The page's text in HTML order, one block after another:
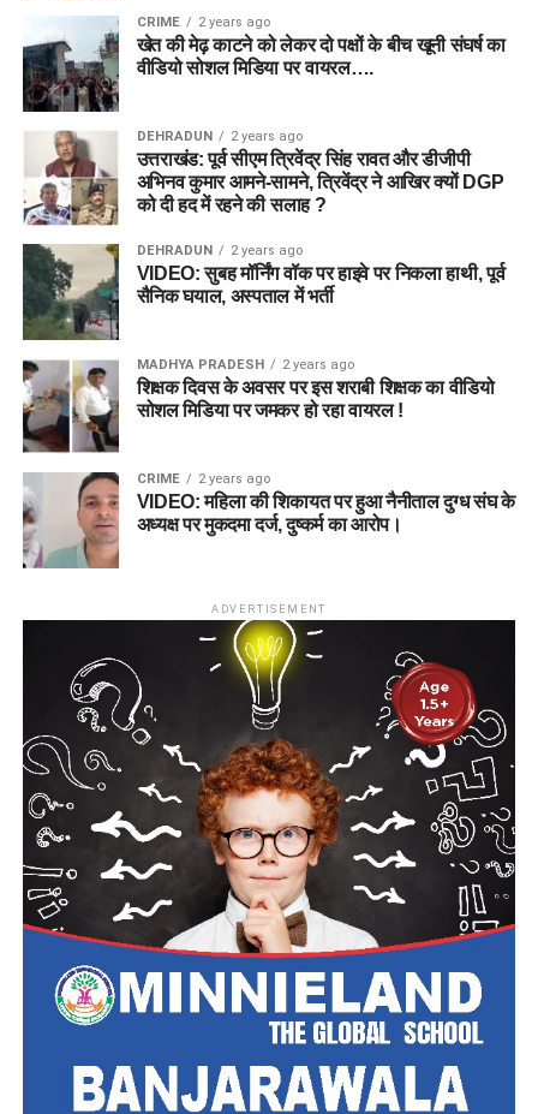
CRIME 2 years ago
खेत की मेढ़ काटने को लेकर दो पक्षों के बीच खूनी संघर्ष का
वीडियो सोशल मिडिया पर वायरल….
DEHRADUN 2 years ago
उत्तराखंड: पूर्व सीएम त्रिवेंद्र सिंह रावत और डीजीपी
अभिनव कुमार आमने-सामने, त्रिवेंद्र ने आखिर क्यों DGP
को दी हद में रहने की सलाह ?
DEHRADUN 2 years ago
VIDEO: सुबह मॉर्निंग वॉक पर हाइवे पर निकला हाथी, पूर्व
सैनिक घयाल, अस्पताल में भर्ती
MADHYA PRADESH 2 years ago
शिक्षक दिवस के अवसर पर इस शराबी शिक्षक का वीडियो
सोशल मिडिया पर जमकर हो रहा वायरल !
CRIME 2 years ago
VIDEO: महिला की शिकायत पर हुआ नैनीताल दुग्ध संघ के
अध्यक्ष पर मुकदमा दर्ज, दुष्कर्म का आरोप।
ADVERTISEMENT